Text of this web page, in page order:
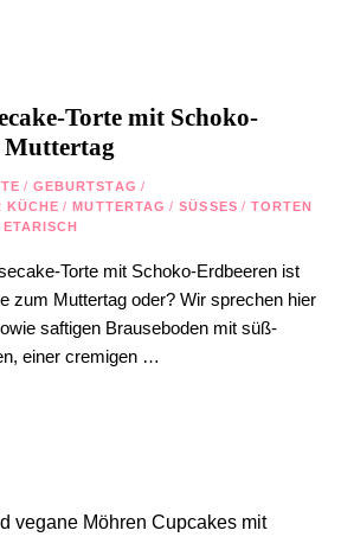
Torte mit Schoko-
Muttertag
/ GEBURTSTAG /
KÜCHE / MUTTERTAG / SÜSSES / TORTEN
Torte mit Schoko-Erdbeeren ist
zum Muttertag oder? Wir sprechen hier
saftigen Brauseboden mit süß-
einer cremigen …